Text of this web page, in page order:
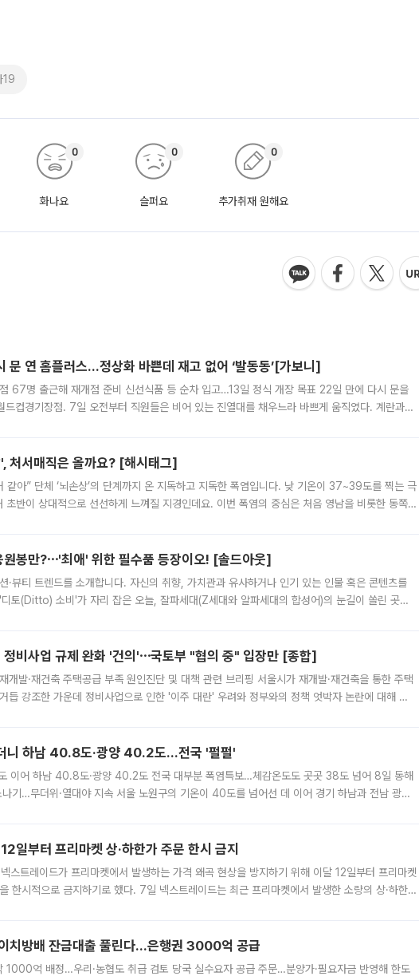
19
화나요
0
슬퍼요
0
추가취재 원해요
0
문 연 홈플러스…정상화 바쁜데 재고 없어 ‘발동동’[가보니]
67명 출근해 재개점 준비 신선식품 등 순차 입고…13일 정식 개장 목표 22일 만에 다시 문을
드컵경기장점. 7일 오전부터 직원들은 비어 있는 진열대를 채우느라 바쁘게 움직였다. 계란과
처서매직은 올까요? [해시태그]
같아” 단체 ‘뇌손상’의 단계까지 온 지독하고 지독한 폭염입니다. 낮 기온이 37~39도를 찍는 극
반이 상대적으로 선선하게 느껴질 지경인데요. 이번 폭염의 중심은 처음 영남을 비롯한 동쪽
원봉만?⋯'최애' 위한 필수품 등장이오! [솔드아웃]
·뷰티 트렌드를 소개합니다. 자신의 취향, 가치관과 유사하거나 인기 있는 인물 혹은 콘텐츠를
토(Ditto) 소비'가 자리 잡은 오늘, 잘파세대(Z세대와 알파세대의 합성어)의 눈길이 쏠린 곳은
정비사업 규제 완화 '건의'⋯국토부 "협의 중" 입장만 [종합]
개발·재건축 주택공급 부족 원인진단 및 대책 관련 브리핑 서울시가 재개발·재건축을 통한 주택
듭 강조한 가운데 정비사업으로 인한 '이주 대란' 우려와 정부와의 정책 엇박자 논란에 대해 정
니 하남 40.8도·광양 40.2도…전국 '펄펄'
이어 하남 40.8도·광양 40.2도 전국 대부분 폭염특보…체감온도도 곳곳 38도 넘어 8일 동해
나기…무더위·열대야 지속 서울 노원구의 기온이 40도를 넘어선 데 이어 경기 하남과 전남 광양
일부터 프리마켓 상·하한가 주문 한시 금지
스트레이드가 프리마켓에서 발생하는 가격 왜곡 현상을 방지하기 위해 이달 12일부터 프리마켓
한시적으로 금지하기로 했다. 7일 넥스트레이드는 최근 프리마켓에서 발생한 소량의 상·하한
치방배 잔금대출 풀린다…은행권 3000억 공급
1000억 배정…우리·농협도 취급 검토 당국 실수요자 공급 주문…분양가·필요자금 반영해 한도